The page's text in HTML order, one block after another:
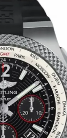
Архангельск
Иркутск
Владивосток
Казань
Волгоград
Кемерово